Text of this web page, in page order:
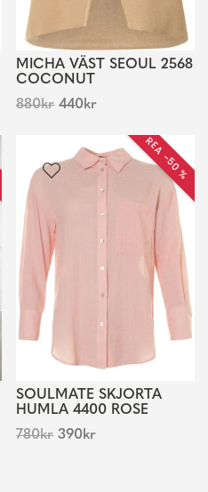
MICHA VÄST SEOUL 2568
COCONUT
880kr 440kr
REA −50 %
SOULMATE SKJORTA
HUMLA 4400 ROSE
780kr 390kr